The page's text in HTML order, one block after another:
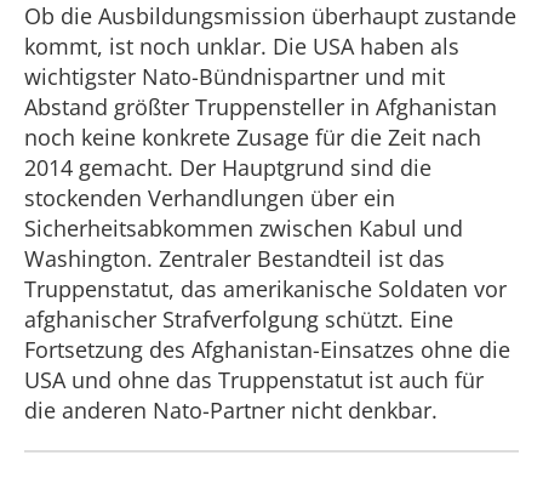
Ob die Ausbildungsmission überhaupt zustande
kommt, ist noch unklar. Die USA haben als
wichtigster Nato-Bündnispartner und mit
Abstand größter Truppensteller in Afghanistan
noch keine konkrete Zusage für die Zeit nach
2014 gemacht. Der Hauptgrund sind die
stockenden Verhandlungen über ein
Sicherheitsabkommen zwischen Kabul und
Washington. Zentraler Bestandteil ist das
Truppenstatut, das amerikanische Soldaten vor
afghanischer Strafverfolgung schützt. Eine
Fortsetzung des Afghanistan-Einsatzes ohne die
USA und ohne das Truppenstatut ist auch für
die anderen Nato-Partner nicht denkbar.